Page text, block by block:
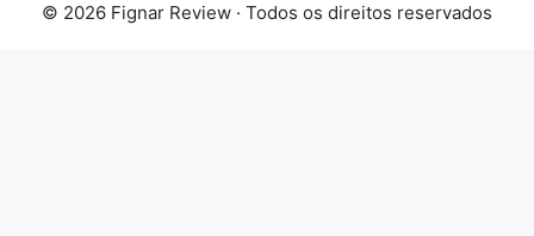
© 2026 Fignar Review · Todos os direitos reservados